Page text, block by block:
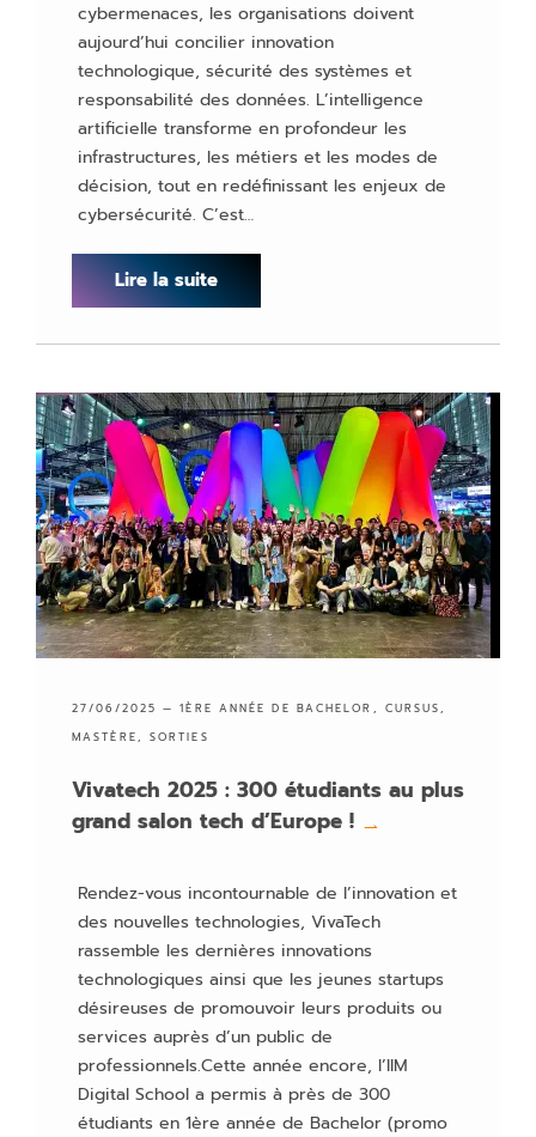
cybermenaces, les organisations doivent
aujourd’hui concilier innovation
technologique, sécurité des systèmes et
responsabilité des données. L’intelligence
artificielle transforme en profondeur les
infrastructures, les métiers et les modes de
décision, tout en redéfinissant les enjeux de
cybersécurité. C’est…
Lire la suite
27/06/2025 —1ÈRE ANNÉE DE BACHELOR , CURSUS,
MASTÈRE, SORTIES
Vivatech 2025 : 300 étudiants au plus
grand salon tech d’Europe ! →
Rendez-vous incontournable de l’innovation et
des nouvelles technologies, VivaTech
rassemble les dernières innovations
technologiques ainsi que les jeunes startups
désireuses de promouvoir leurs produits ou
services auprès d’un public de
professionnels.Cette année encore, l’IIM
Digital School a permis à près de 300
étudiants en 1ère année de Bachelor (promo